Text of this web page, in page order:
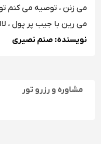
می زنن ، توصیه می کنم
می رین با جیب پر پول ، لااقل 500 لیر داشته
نویسنده: صنم نصیری
مشاوره و رزرو تور